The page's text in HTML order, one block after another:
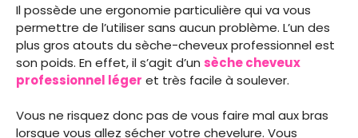
Il possède une ergonomie particulière qui va vous
permettre de l’utiliser sans aucun problème. L’un des
plus gros atouts du sèche-cheveux professionnel est
son poids. En effet, il s’agit d’un sèche cheveux
professionnel léger et très facile à soulever.
Vous ne risquez donc pas de vous faire mal aux bras
lorsque vous allez sécher votre chevelure. Vous